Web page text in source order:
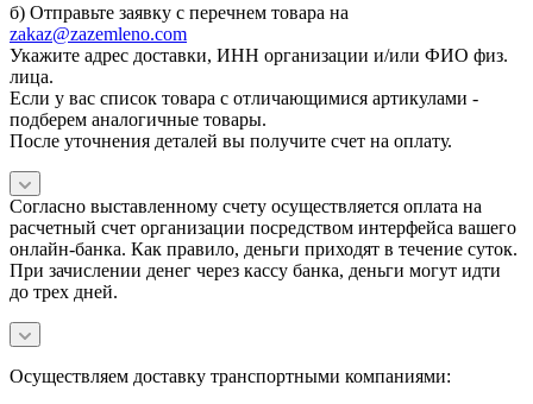
б) Отправьте заявку с перечнем товара на
zakaz@zazemleno.com
Укажите адрес доставки, ИНН организации и/или ФИО физ.
лица.
Если у вас список товара с отличающимися артикулами -
подберем аналогичные товары.
После уточнения деталей вы получите счет на оплату.
Согласно выставленному счету осуществляется оплата на
расчетный счет организации посредством интерфейса вашего
онлайн-банка. Как правило, деньги приходят в течение суток.
При зачислении денег через кассу банка, деньги могут идти
до трех дней.
Осуществляем доставку транспортными компаниями: